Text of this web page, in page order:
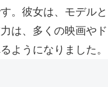
。彼女は、モデルと
は、多くの映画やド
ようになりました。